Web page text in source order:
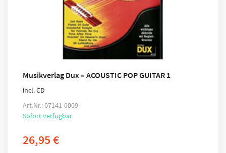
Musikverlag Dux – ACOUSTIC POP GUITAR 1
incl. CD
Art.Nr.: 07141-0009
Sofort verfügbar
26,95€